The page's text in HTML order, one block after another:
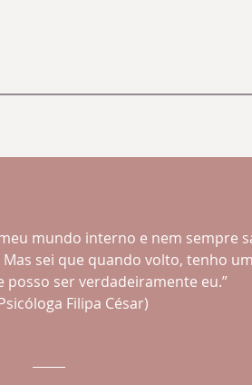
mundo interno e nem sempre
sei que quando volto, tenho
posso ser verdadeiramente eu.”
Filipa César)